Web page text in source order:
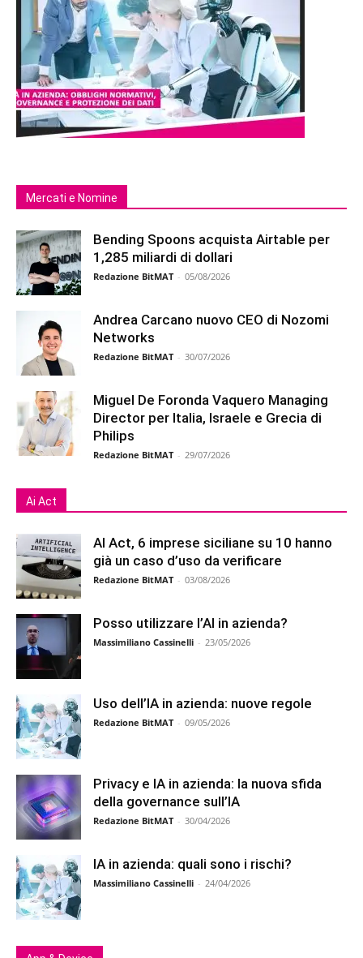
Mercati e Nomine
Bending Spoons acquista Airtable per
1,285 miliardi di dollari
Redazione BitMAT - 05/08/2026
Andrea Carcano nuovo CEO di Nozomi
Networks
Redazione BitMAT - 30/07/2026
Miguel De Foronda Vaquero Managing
Director per Italia, Israele e Grecia di
Philips
Redazione BitMAT - 29/07/2026
Ai Act
AI Act, 6 imprese siciliane su 10 hanno
già un caso d’uso da verificare
Redazione BitMAT - 03/08/2026
Posso utilizzare l’AI in azienda?
Massimiliano Cassinelli - 23/05/2026
Uso dell’IA in azienda: nuove regole
Redazione BitMAT - 09/05/2026
Privacy e IA in azienda: la nuova sfida
della governance sull’IA
Redazione BitMAT - 30/04/2026
IA in azienda: quali sono i rischi?
Massimiliano Cassinelli - 24/04/2026